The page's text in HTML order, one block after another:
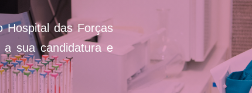
Hospital das Forças
a sua candidatura e